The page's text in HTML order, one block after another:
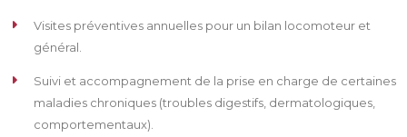
Visites préventives annuelles pour un bilan locomoteur et
général.
Suivi et accompagnement de la prise en charge de certaines
maladies chroniques (troubles digestifs, dermatologiques,
comportementaux).